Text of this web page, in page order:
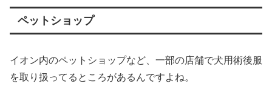
ペットショップ
イオン内のペットショップなど、一部の店舗で犬用術後服
を取り扱ってるところがあるんですよね。